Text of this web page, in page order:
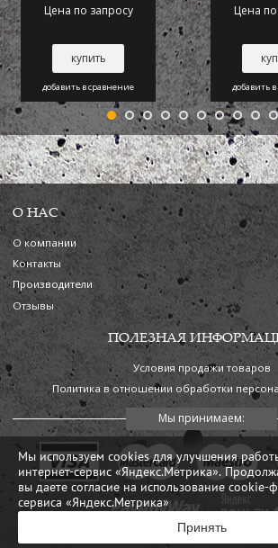
Цена по запросу
купить
добавить в сравнение
Цена
добавить
О НАС
О компании
Контакты
Производители
Отзывы
ПОЛЕЗНАЯ
Условия продажи товаров
Политика в отношении обработки
Мы используем cookies для улучшения
интернет-сервис «Яндекс.Метрика».
вы даете согласие на использование cookie-
сервиса «Яндекс.Метрика»
Принять